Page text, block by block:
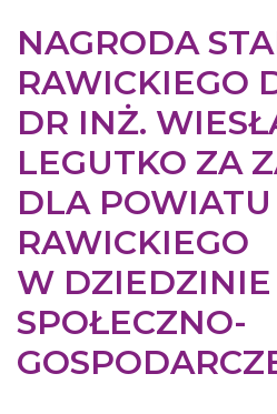
NAGRODA
RAWICKIEGO
DR INŻ.
LEGUTKO ZA
DLA POWIATU
RAWICKIEGO
W DZIEDZINIE
SPOŁECZNO-